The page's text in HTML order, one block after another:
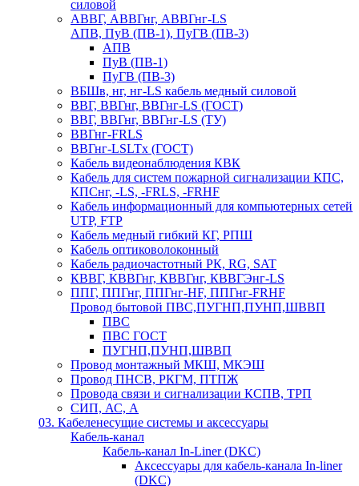
силовой
АВВГ, АВВГнг, АВВГнг-LS
АПВ, ПуВ (ПВ-1), ПуГВ (ПВ-3)
АПВ
ПуВ (ПВ-1)
ПуГВ (ПВ-3)
ВБШв, нг, нг-LS кабель медный силовой
ВВГ, ВВГнг, ВВГнг-LS (ГОСТ)
ВВГ, ВВГнг, ВВГнг-LS (ТУ)
ВВГнг-FRLS
ВВГнг-LSLTx (ГОСТ)
Кабель видеонаблюдения КВК
Кабель для систем пожарной сигнализации КПС,
КПСнг, -LS, -FRLS, -FRHF
Кабель информационный для компьютерных сетей
UTP, FTP
Кабель медный гибкий КГ, РПШ
Кабель оптиковолоконный
Кабель радиочастотный РК, RG, SAT
КВВГ, КВВГнг, КВВГнг, КВВГЭнг-LS
ППГ, ППГнг, ППГнг-HF, ППГнг-FRHF
Провод бытовой ПВС,ПУГНП,ПУНП,ШВВП
ПВС
ПВС ГОСТ
ПУГНП,ПУНП,ШВВП
Провод монтажный МКШ, МКЭШ
Провод ПНСВ, РКГМ, ПТПЖ
Провода связи и сигнализации КСПВ, ТРП
СИП, АС, А
03. Кабеленесущие системы и аксессуары
Кабель-канал
Кабель-канал In-Liner (DKC)
Аксессуары для кабель-канала In-liner
(DKC)